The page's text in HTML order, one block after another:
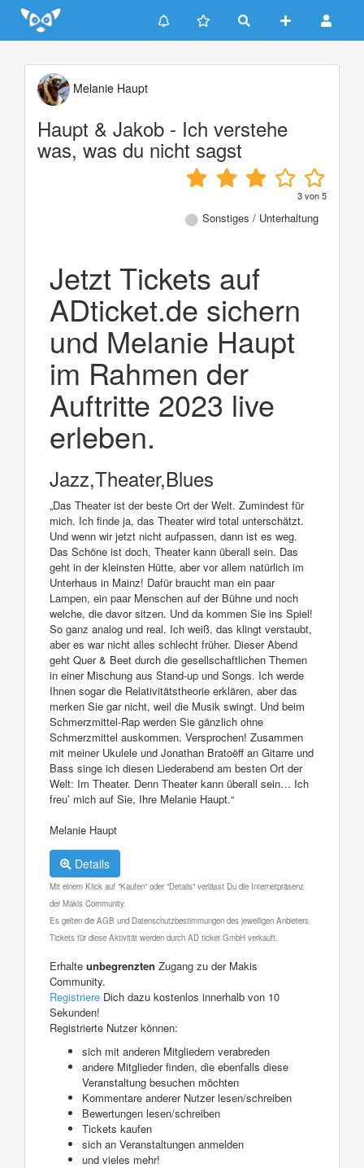
Update cookies preferences
Melanie Haupt
Haupt & Jakob - Ich verstehe
was, was du nicht sagst
3von5
Sonstiges / Unterhaltung
Jetzt Tickets auf
ADticket.de sichern
und Melanie Haupt
im Rahmen der
Auftritte 2023 live
erleben.
Jazz,Theater,Blues
„Das Theater ist der beste Ort der Welt. Zumindest für
mich. Ich finde ja, das Theater wird total unterschätzt.
Und wenn wir jetzt nicht aufpassen, dann ist es weg.
Das Schöne ist doch, Theater kann überall sein. Das
geht in der kleinsten Hütte, aber vor allem natürlich im
Unterhaus in Mainz! Dafür braucht man ein paar
Lampen, ein paar Menschen auf der Bühne und noch
welche, die davor sitzen. Und da kommen Sie ins Spiel!
So ganz analog und real. Ich weiß, das klingt verstaubt,
aber es war nicht alles schlecht früher. Dieser Abend
geht Quer & Beet durch die gesellschaftlichen Themen
in einer Mischung aus Stand-up und Songs. Ich werde
Ihnen sogar die Relativitätstheorie erklären, aber das
merken Sie gar nicht, weil die Musik swingt. Und beim
Schmerzmittel-Rap werden Sie gänzlich ohne
Schmerzmittel auskommen. Versprochen! Zusammen
mit meiner Ukulele und Jonathan Bratoëff an Gitarre und
Bass singe ich diesen Liederabend am besten Ort der
Welt: Im Theater. Denn Theater kann überall sein… Ich
freu’ mich auf Sie, Ihre Melanie Haupt.“
Melanie Haupt
Details
Mit einem Klick auf "Kaufen" oder "Details" verlässt Du die Internetpräsenz
der Makis Community.
Es gelten die AGB und Datenschutzbestimmungen des jeweiligen Anbieters.
Tickets für diese Aktivität werden durch AD ticket GmbH verkauft.
Erhalte unbegrenzten Zugang zu der Makis
Community.
Registriere Dich dazu kostenlos innerhalb von 10
Sekunden!
Registrierte Nutzer können:
sich mit anderen Mitgliedern verabreden
andere Mitglieder finden, die ebenfalls diese
Veranstaltung besuchen möchten
Kommentare anderer Nutzer lesen/schreiben
Bewertungen lesen/schreiben
Tickets kaufen
sich an Veranstaltungen anmelden
und vieles mehr!